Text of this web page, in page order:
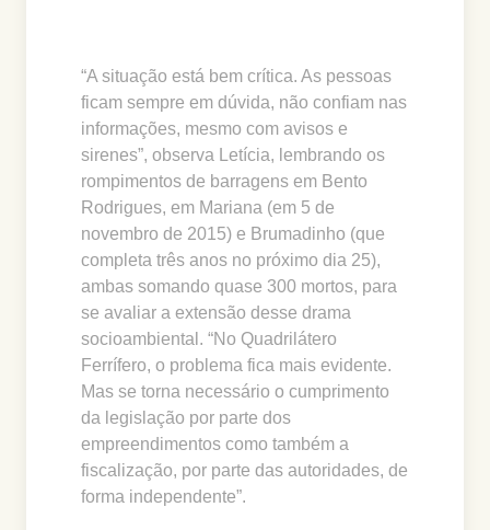
“A situação está bem crítica. As pessoas
ficam sempre em dúvida, não confiam nas
informações, mesmo com avisos e
sirenes”, observa Letícia, lembrando os
rompimentos de barragens em Bento
Rodrigues, em Mariana (em 5 de
novembro de 2015) e Brumadinho (que
completa três anos no próximo dia 25),
ambas somando quase 300 mortos, para
se avaliar a extensão desse drama
socioambiental. “No Quadrilátero
Ferrífero, o problema fica mais evidente.
Mas se torna necessário o cumprimento
da legislação por parte dos
empreendimentos como também a
fiscalização, por parte das autoridades, de
forma independente”.